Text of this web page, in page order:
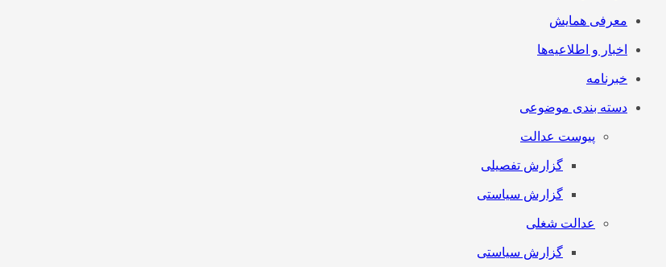
معرفی همایش
اخبار و اطلاعیه‌ها
خبرنامه
دسته بندی موضوعی
پیوست عدالت
گزارش تفصیلی
گزارش سیاستی
عدالت شغلی
گزارش سیاستی